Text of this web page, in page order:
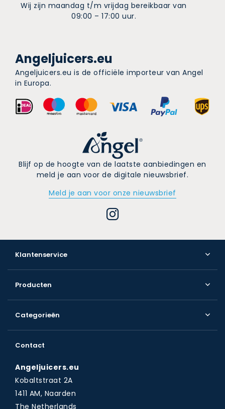
Wij zijn maandag t/m vrijdag bereikbaar van
09:00 – 17:00 uur.
Angeljuicers.eu
Angeljuicers.eu is de officiële importeur van Angel
in Europa.
Blijf op de hoogte van de laatste aanbiedingen en
meld je aan voor de digitale nieuwsbrief.
Meld je aan voor onze nieuwsbrief
Klantenservice
Producten
Categorieën
Contact
Angeljuicers.eu
Kobaltstraat 2A
1411 AM, Naarden
The Netherlands